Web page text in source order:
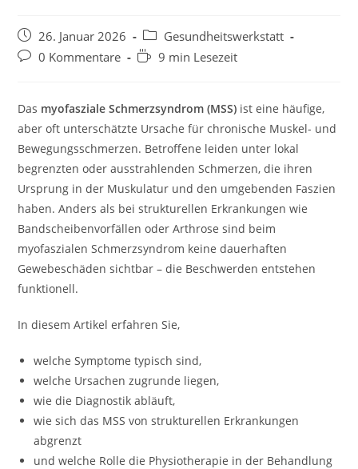
26. Januar 2026
Gesundheitswerkstatt
0 Kommentare
9 min Lesezeit
Das myofasziale Schmerzsyndrom (MSS) ist eine häufige,
aber oft unterschätzte Ursache für chronische Muskel- und
Bewegungsschmerzen. Betroffene leiden unter lokal
begrenzten oder ausstrahlenden Schmerzen, die ihren
Ursprung in der Muskulatur und den umgebenden Faszien
haben. Anders als bei strukturellen Erkrankungen wie
Bandscheibenvorfällen oder Arthrose sind beim
myofaszialen Schmerzsyndrom keine dauerhaften
Gewebeschäden sichtbar – die Beschwerden entstehen
funktionell.
In diesem Artikel erfahren Sie,
welche Symptome typisch sind,
welche Ursachen zugrunde liegen,
wie die Diagnostik abläuft,
wie sich das MSS von strukturellen Erkrankungen
abgrenzt
und welche Rolle die Physiotherapie in der Behandlung